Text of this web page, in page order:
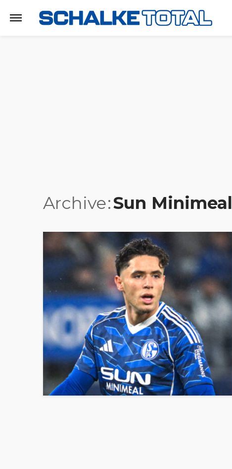
Archive Sun Minimeal